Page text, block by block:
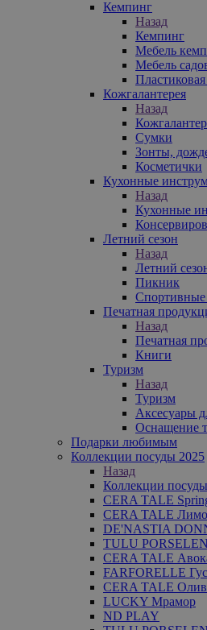
Кемпинг
Назад
Кемпинг
Мебель
Мебель
Кожгалантерея
Назад
Сумки
Зонты,
Косметички
Кухонные
Назад
Кухонные
Летний сезон
Назад
Летний
Пикник
Спортивные
Печатная
Назад
Печатная
Книги
Туризм
Назад
Туризм
Аксесуары
Оснащение
Подарки любимым
Коллекции посуды 2025
Назад
Коллекции
CERA TALE
CERA TALE
DE'NASTIA
TULU
CERA TALE
FARFORELLE
CERA TALE
LUCKY Мрамор
ND PLAY